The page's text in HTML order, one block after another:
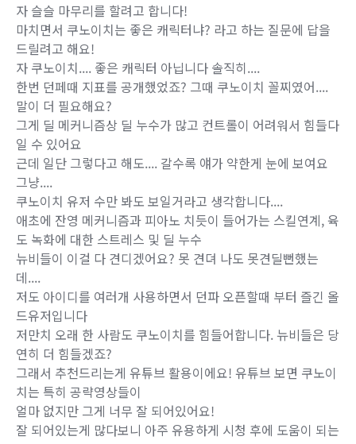
자 슬슬 마무리를 할려고 합니다!
마치면서 쿠노이치는 좋은 캐릭터냐? 라고 하는 질문에 답을
드릴려고 해요!
자 쿠노이치.... 좋은 캐릭터 아닙니다 솔직히....
한번 던페때 지표를 공개했었죠? 그때 쿠노이치 꼴찌였어....
말이 더 필요해요?
그게 딜 메커니즘상 딜 누수가 많고 컨트롤이 어려워서 힘들다
일 수 있어요
근데 일단 그렇다고 해도.... 갈수록 얘가 약한게 눈에 보여요
그냥....
쿠노이치 유저 수만 봐도 보일거라고 생각합니다....
애초에 잔영 메커니즘과 피아노 치듯이 들어가는 스킬연계, 육
도 녹화에 대한 스트레스 및 딜 누수
뉴비들이 이걸 다 견디겠어요? 못 견뎌 나도 못견딜뻔했는
데....
저도 아이디를 여러개 사용하면서 던파 오픈할때 부터 즐긴 올
드유저입니다
저만치 오래 한 사람도 쿠노이치를 힘들어합니다. 뉴비들은 당
연히 더 힘들겠죠?
그래서 추천드리는게 유튜브 활용이에요! 유튜브 보면 쿠노이
치는 특히 공략영상들이
얼마 없지만 그게 너무 잘 되어있어요!
잘 되어있는게 많다보니 아주 유용하게 시청 후에 도움이 되는